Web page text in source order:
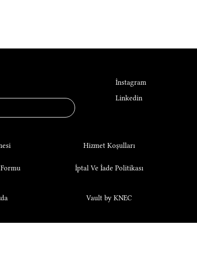
İnstagram
Linkedin
Hizmet Koşulları
İptal Ve İade Politikası
Vault by KNEC